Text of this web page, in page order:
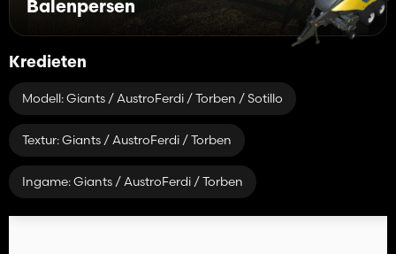
Balenpersen
Kredieten
Modell: Giants / AustroFerdi / Torben / Sotillo
Textur: Giants / AustroFerdi / Torben
Ingame: Giants / AustroFerdi / Torben